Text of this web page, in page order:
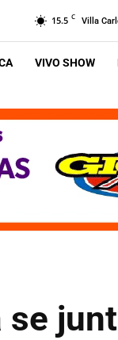
15.5 C Villa
VIVO SHOW